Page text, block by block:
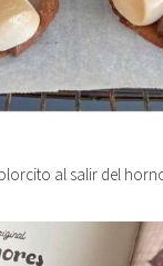
al salir del